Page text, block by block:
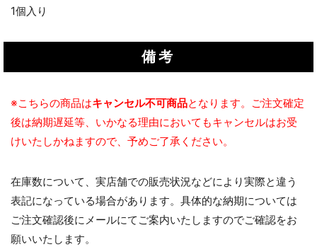
1個入り
備考
※こちらの商品はキャンセル不可商品となります。ご注文確定
後は納期遅延等、いかなる理由においてもキャンセルはお受
けいたしかねますので、予めご了承ください。
在庫数について、実店舗での販売状況などにより実際と違う
表記になっている場合があります。具体的な納期については
ご注文確認後にメールにてご案内いたしますのでご確認をお
願いいたします。